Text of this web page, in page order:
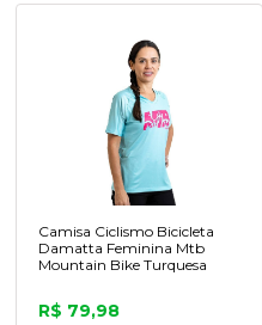
Camisa Ciclismo Bicicleta
Damatta Feminina Mtb
Mountain Bike Turquesa
R$ 79,98